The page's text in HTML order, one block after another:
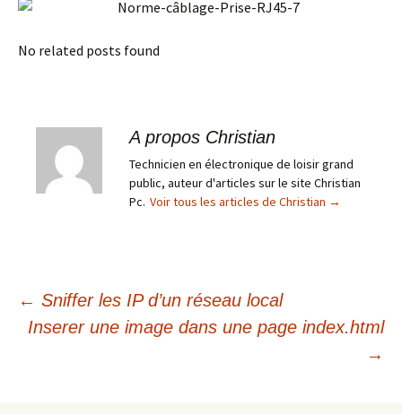
No related posts found
A propos Christian
Technicien en électronique de loisir grand
public, auteur d'articles sur le site Christian
Pc. Voir tous les articles de Christian →
Navigation
← Sniffer les IP d’un réseau local
Inserer une image dans une page index.html
→